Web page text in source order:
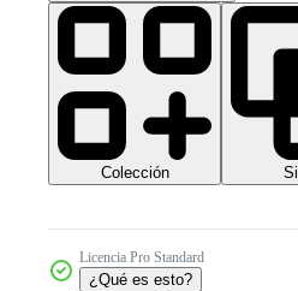
Colección
Licencia Pro Standard
¿Qué es esto?